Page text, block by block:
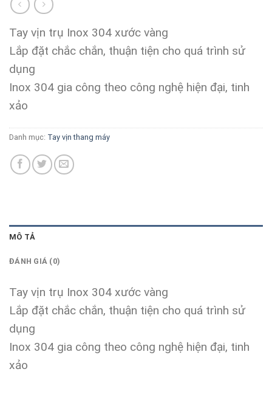
Tay vịn trụ Inox 304 xước vàng
Lắp đặt chắc chắn, thuận tiện cho quá trình sử
dụng
Inox 304 gia công theo công nghệ hiện đại, tinh
xảo
Danh mục: Tay vịn thang máy
MÔ TẢ
ĐÁNH GIÁ (0)
Tay vịn trụ Inox 304 xước vàng
Lắp đặt chắc chắn, thuận tiện cho quá trình sử
dụng
Inox 304 gia công theo công nghệ hiện đại, tinh
xảo